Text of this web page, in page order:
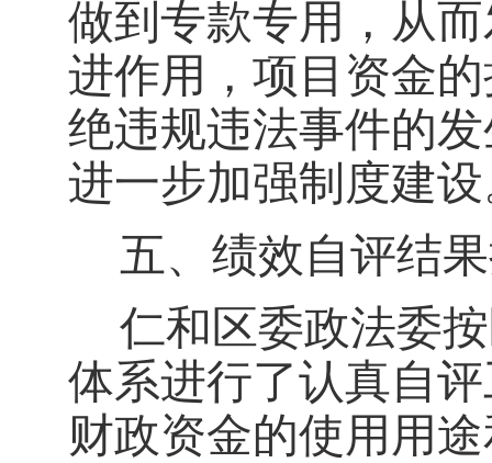
做到专款专用，从
进作用，项目资金
绝违规违法事件的
进一步加强制度建
五、绩效自评结
仁和区委政法委
体系进行了认真自
财政资金的使用用